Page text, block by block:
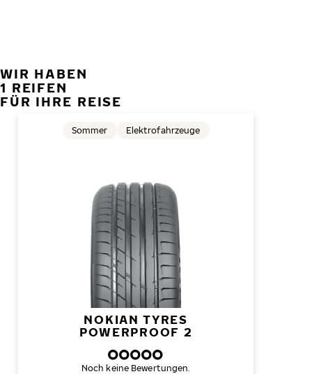
WIR HABEN
1 REIFEN
FÜR IHRE REISE
NOKIAN TYRES
POWERPROOF 2
Sommer Elektrofahrzeuge
Noch keine Bewertungen.